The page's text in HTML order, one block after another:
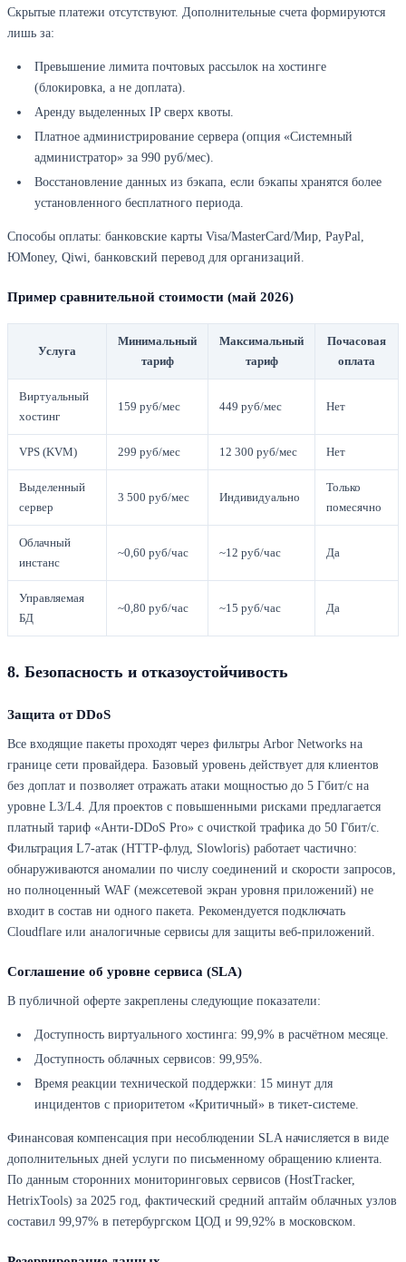
Скрытые платежи отсутствуют. Дополнительные счета формируются
лишь за:
Превышение лимита почтовых рассылок на хостинге
(блокировка, а не доплата).
Аренду выделенных IP сверх квоты.
Платное администрирование сервера (опция «Системный
администратор» за 990 руб/мес).
Восстановление данных из бэкапа, если бэкапы хранятся более
установленного бесплатного периода.
Способы оплаты: банковские карты Visa/MasterCard/Мир, PayPal,
ЮMoney, Qiwi, банковский перевод для организаций.
Пример сравнительной стоимости (май 2026)
Услуга
Минимальный
тариф
Максимальный
тариф
Почасовая
оплата
Виртуальный
хостинг
159 руб/мес 449 руб/мес Нет
VPS (KVM) 299 руб/мес 12 300 руб/мес Нет
Выделенный
сервер
3 500 руб/мес Индивидуально
Только
помесячно
Облачный
инстанс
~0,60 руб/час ~12 руб/час Да
Управляемая
БД
~0,80 руб/час ~15 руб/час Да
8. Безопасность и отказоустойчивость
Защита от DDoS
Все входящие пакеты проходят через фильтры Arbor Networks на
границе сети провайдера. Базовый уровень действует для клиентов
без доплат и позволяет отражать атаки мощностью до 5 Гбит/с на
уровне L3/L4. Для проектов с повышенными рисками предлагается
платный тариф «Анти-DDoS Pro» с очисткой трафика до 50 Гбит/с.
Фильтрация L7-атак (HTTP-флуд, Slowloris) работает частично:
обнаруживаются аномалии по числу соединений и скорости запросов,
но полноценный WAF (межсетевой экран уровня приложений) не
входит в состав ни одного пакета. Рекомендуется подключать
Cloudflare или аналогичные сервисы для защиты веб-приложений.
Соглашение об уровне сервиса (SLA)
В публичной оферте закреплены следующие показатели:
Доступность виртуального хостинга: 99,9% в расчётном месяце.
Доступность облачных сервисов: 99,95%.
Время реакции технической поддержки: 15 минут для
инцидентов с приоритетом «Критичный» в тикет-системе.
Финансовая компенсация при несоблюдении SLA начисляется в виде
дополнительных дней услуги по письменному обращению клиента.
По данным сторонних мониторинговых сервисов (HostTracker,
HetrixTools) за 2025 год, фактический средний аптайм облачных узлов
составил 99,97% в петербургском ЦОД и 99,92% в московском.